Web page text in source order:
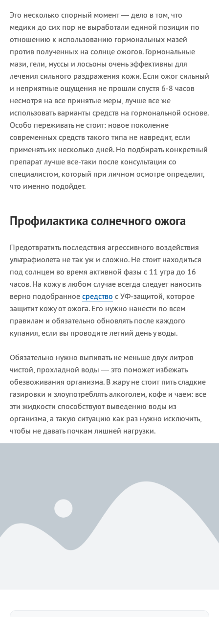
Это несколько спорный момент — дело в том, что
медики до сих пор не выработали единой позиции по
отношению к использованию гормональных мазей
против полученных на солнце ожогов. Гормональные
мази, гели, муссы и лосьоны очень эффективны для
лечения сильного раздражения кожи. Если ожог сильный
и неприятные ощущения не прошли спустя 6-8 часов
несмотря на все принятые меры, лучше все же
использовать варианты средств на гормональной основе.
Особо переживать не стоит: новое поколение
современных средств такого типа не навредит, если
применять их несколько дней. Но подбирать конкретный
препарат лучше все-таки после консультации со
специалистом, который при личном осмотре определит,
что именно подойдет.
Профилактика солнечного ожога
Предотвратить последствия агрессивного воздействия
ультрафиолета не так уж и сложно. Не стоит находиться
под солнцем во время активной фазы с 11 утра до 16
часов. На кожу в любом случае всегда следует наносить
верно подобранное средство с УФ-защитой, которое
защитит кожу от ожога. Его нужно нанести по всем
правилам и обязательно обновлять после каждого
купания, если вы проводите летний день у воды.
Обязательно нужно выпивать не меньше двух литров
чистой, прохладной воды — это поможет избежать
обезвоживания организма. В жару не стоит пить сладкие
газировки и злоупотреблять алкоголем, кофе и чаем: все
эти жидкости способствуют выведению воды из
организма, а такую ситуацию как раз нужно исключить,
чтобы не давать почкам лишней нагрузки.